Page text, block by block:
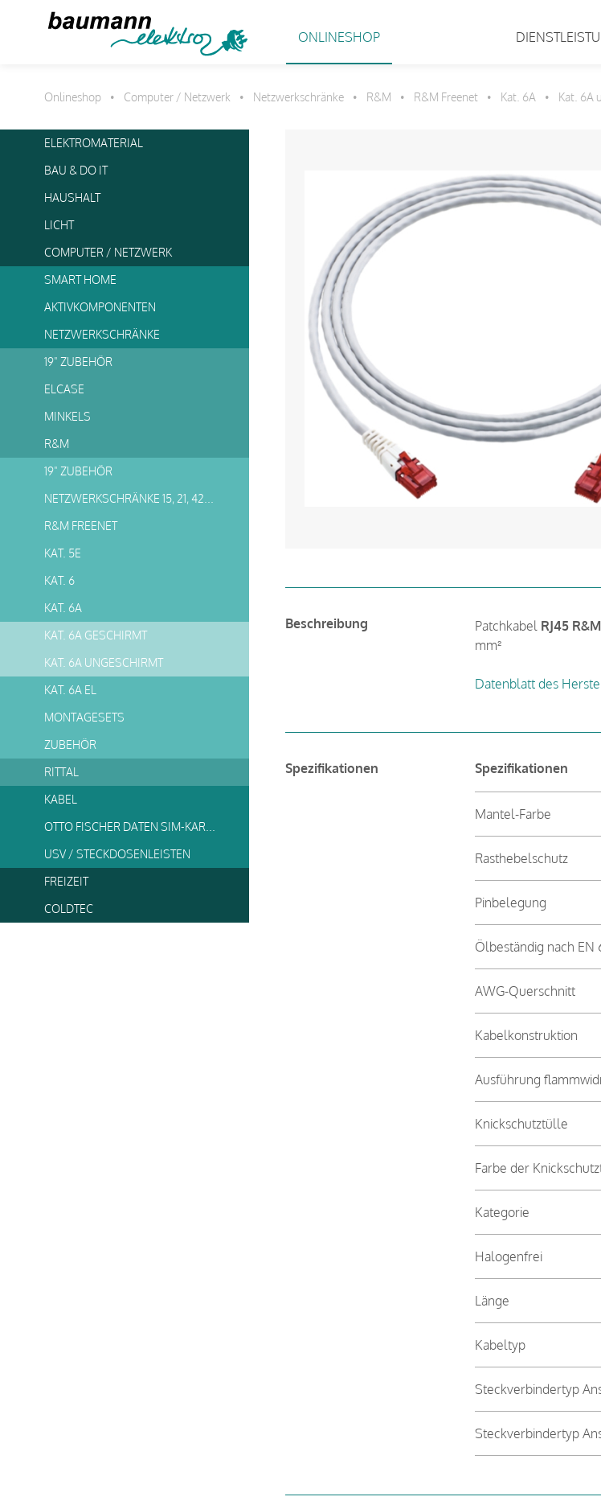
ONLINESHOP
Onlineshop • Computer / Netzwerk • Netzwerkschränke • R&M • R&M Freenet • Kat. 6A • Kat. 6A
ELEKTROMATERIAL
BAU & DO IT
HAUSHALT
LICHT
COMPUTER / NETZWERK
SMART HOME
AKTIVKOMPONENTEN
NETZWERKSCHRÄNKE
19" ZUBEHÖR
ELCASE
MINKELS
R&M
19" ZUBEHÖR
R&M FREENET
KAT. 5E
KAT. 6
KAT. 6A
KAT. 6A GESCHIRMT
KAT. 6A UNGESCHIRMT
KAT. 6A EL
MONTAGESETS
ZUBEHÖR
RITTAL
KABEL
USV / STECKDOSENLEISTEN
FREIZEIT
COLDTEC
Beschreibung Patchkabel RJ45 R&M
mm²
Datenblatt des
Spezifikationen Spezifikationen
Mantel-Farbe
Rasthebelschutz
Pinbelegung
Ölbeständig nach EN
AWG-Querschnitt
Kabelkonstruktion
Ausführung
Knickschutztülle
Farbe der
Kategorie
Halogenfrei
Länge
Kabeltyp
Steckverbindertyp
Steckverbindertyp